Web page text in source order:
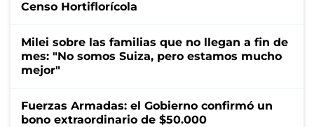
Censo Hortiflorícola
Milei sobre las familias que no llegan a fin de
mes: "No somos Suiza, pero estamos mucho
mejor"
Fuerzas Armadas: el Gobierno confirmó un
bono extraordinario de $50.000